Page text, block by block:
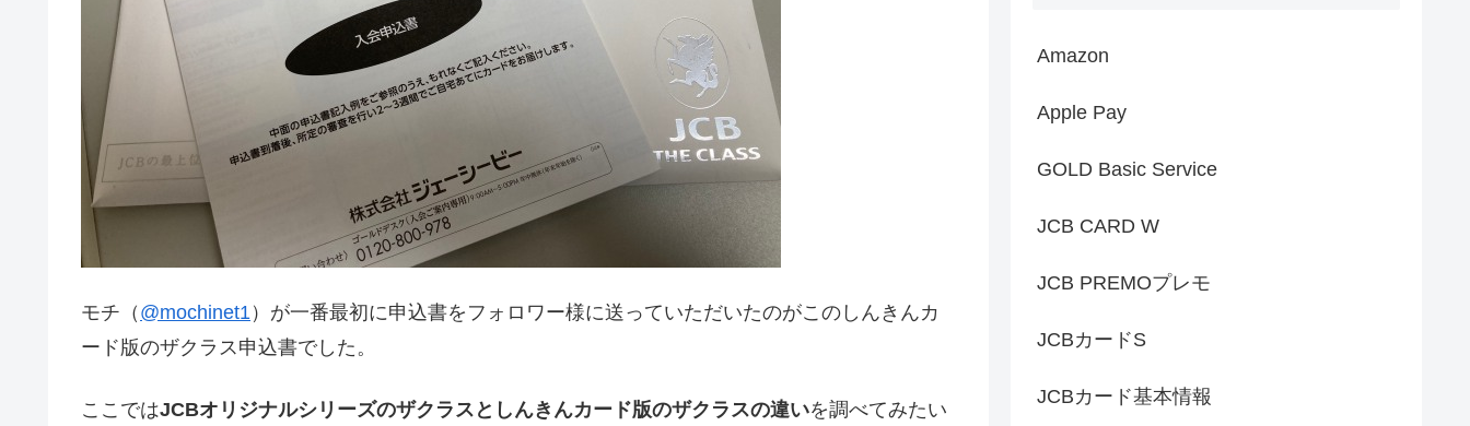
モチ（ @mochinet1）が一番最初に申込書をフォロワー様に送っていただいたのがこのしんきんカ
ード版のザクラス申込書でした。
ここではJCBオリジナルシリーズのザクラスとしんきんカード版のザクラスの違いを調べてみたい
Amazon
Apple Pay
GOLD Basic Service
JCB CARD W
JCB PREMOプレモ
JCBカードS
JCBカード基本情報